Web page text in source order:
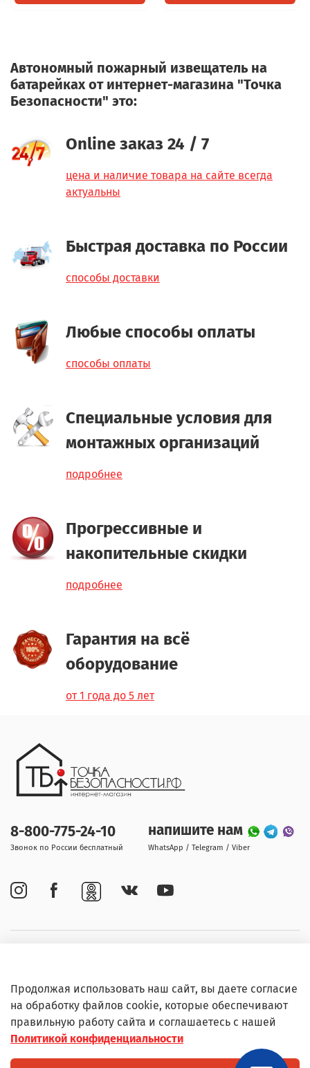
Автономный пожарный извещатель на
батарейках от интернет-магазина "Точка
Безопасности" это:
Online заказ 24 / 7
цена и наличие товара на сайте всегда
актуальны
Быстрая доставка по России
способы доставки
Любые способы оплаты
способы оплаты
Специальные условия для
монтажных организаций
подробнее
Прогрессивные и
накопительные скидки
подробнее
Гарантия на всё
оборудование
от 1 года до 5 лет
Информация
8-800-775-24-10
Звонок по России бесплатный
напишите нам
WhatsApp / Telegram / Viber
Продолжая использовать наш сайт, вы даете согласие
на обработку файлов cookie, которые обеспечивают
правильную работу сайта и соглашаетесь с нашей
Политикой конфиденциальности